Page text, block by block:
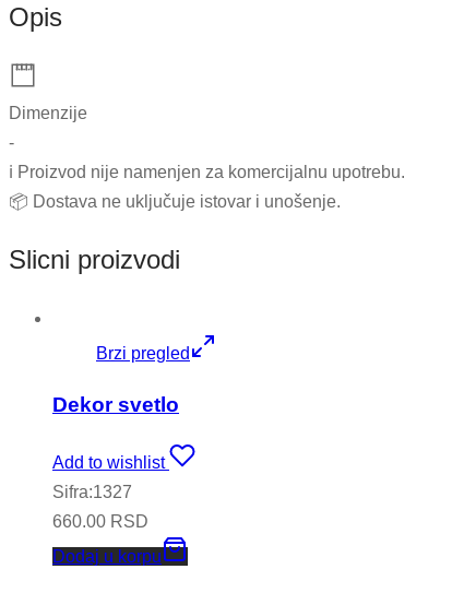
Opis
Dimenzije
-
ℹ️ Proizvod nije namenjen za komercijalnu upotrebu.
📦 Dostava ne uključuje istovar i unošenje.
Slicni proizvodi
Brzi pregled
Dekor svetlo
Add to wishlist
Sifra:1327
660.00 RSD
Dodaj u korpu